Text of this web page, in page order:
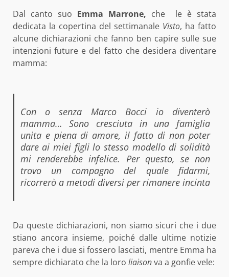
Dal canto suo Emma Marrone, che le è stata
dedicata la copertina del settimanale Visto, ha fatto
alcune dichiarazioni che fanno ben capire sulle sue
intenzioni future e del fatto che desidera diventare
mamma:
Con o senza Marco Bocci io diventerò
mamma… Sono cresciuta in una famiglia
unita e piena di amore, il fatto di non poter
dare ai miei figli lo stesso modello di solidità
mi renderebbe infelice. Per questo, se non
trovo un compagno del quale fidarmi,
ricorrerò a metodi diversi per rimanere incinta
Da queste dichiarazioni, non siamo sicuri che i due
stiano ancora insieme, poiché dalle ultime notizie
pareva che i due si fossero lasciati, mentre Emma ha
sempre dichiarato che la loro liaisonva a gonfie vele: